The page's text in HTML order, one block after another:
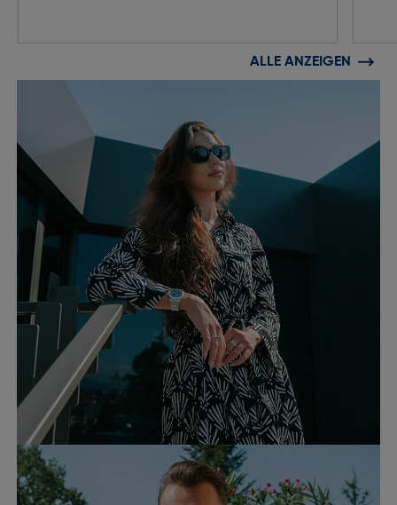
ALLE ANZEIGEN